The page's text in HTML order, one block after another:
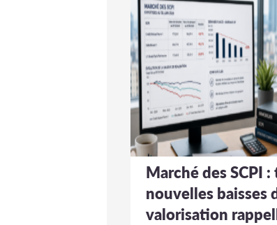
Marché des SCPI :
nouvelles baisses
valorisation